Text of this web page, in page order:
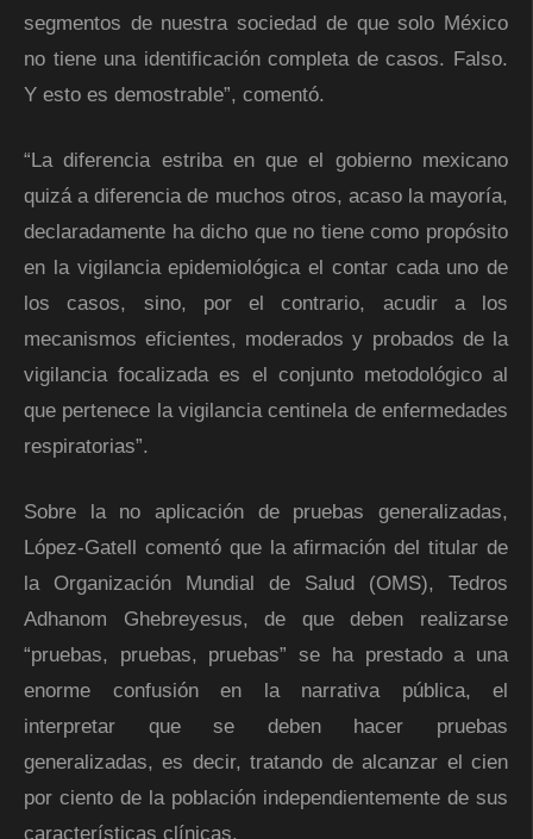
segmentos de nuestra sociedad de que solo México
no tiene una identificación completa de casos. Falso.
Y esto es demostrable”, comentó.
“La diferencia estriba en que el gobierno mexicano
quizá a diferencia de muchos otros, acaso la mayoría,
declaradamente ha dicho que no tiene como propósito
en la vigilancia epidemiológica el contar cada uno de
los casos, sino, por el contrario, acudir a los
mecanismos eficientes, moderados y probados de la
vigilancia focalizada es el conjunto metodológico al
que pertenece la vigilancia centinela de enfermedades
respiratorias”.
Sobre la no aplicación de pruebas generalizadas,
López-Gatell comentó que la afirmación del titular de
la Organización Mundial de Salud (OMS), Tedros
Adhanom Ghebreyesus, de que deben realizarse
“pruebas, pruebas, pruebas” se ha prestado a una
enorme confusión en la narrativa pública, el
interpretar que se deben hacer pruebas
generalizadas, es decir, tratando de alcanzar el cien
por ciento de la población independientemente de sus
características clínicas.